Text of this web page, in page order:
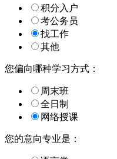
积分入户
考公务员
找工作
其他
您偏向哪种学习方式：
周末班
全日制
网络授课
您的意向专业是：